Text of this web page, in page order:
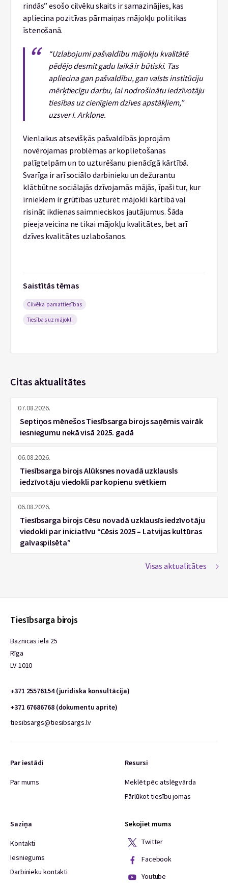
rindās” esošo cilvēku skaits ir samazinājies, kas
apliecina pozitīvas pārmaiņas mājokļu politikas
īstenošanā.
“Uzlabojumi pašvaldību mājokļu kvalitātē
pēdējo desmit gadu laikā ir būtiski. Tas
apliecina gan pašvaldību, gan valsts institūciju
mērķtiecīgu darbu, lai nodrošinātu iedzīvotāju
tiesības uz cienīgiem dzīves apstākļiem,”
uzsver I. Arklone.
Vienlaikus atsevišķās pašvaldībās joprojām
novērojamas problēmas ar koplietošanas
palīgtelpām un to uzturēšanu pienācīgā kārtībā.
Svarīga ir arī sociālo darbinieku un dežurantu
klātbūtne sociālajās dzīvojamās mājās, īpaši tur, kur
īrniekiem ir grūtības uzturēt mājokli kārtībā vai
risināt ikdienas saimnieciskos jautājumus. Šāda
pieeja veicina ne tikai mājokļu kvalitātes, bet arī
dzīves kvalitātes uzlabošanos.
Saistītās tēmas
Cilvēka pamattiesības
Tiesības uz mājokli
Citas aktualitātes
07.08.2026.
Septiņos mēnešos Tiesībsarga birojs saņēmis vairāk
iesniegumu nekā visā 2025. gadā
06.08.2026.
Tiesībsarga birojs Alūksnes novadā uzklausīs
iedzīvotāju viedokli par kopienu svētkiem
06.08.2026.
Tiesībsarga birojs Cēsu novadā uzklausīs iedzīvotāju
viedokli par iniciatīvu “Cēsis 2025 – Latvijas kultūras
galvaspilsēta”
Visas aktualitātes
Tiesībsarga birojs
Baznīcas iela 25
Rīga
LV-1010
+371 25576154 (juridiska konsultācija)
+371 67686768 (dokumentu aprite)
tiesibsargs@tiesibsargs.lv
Par iestādi
Par mums
Resursi
Meklēt pēc atslēgvārda
Pārlūkot tiesību jomas
Saziņa
Kontakti
Iesniegums
Darbinieku kontakti
Sekojiet mums
Twitter
Facebook
Youtube